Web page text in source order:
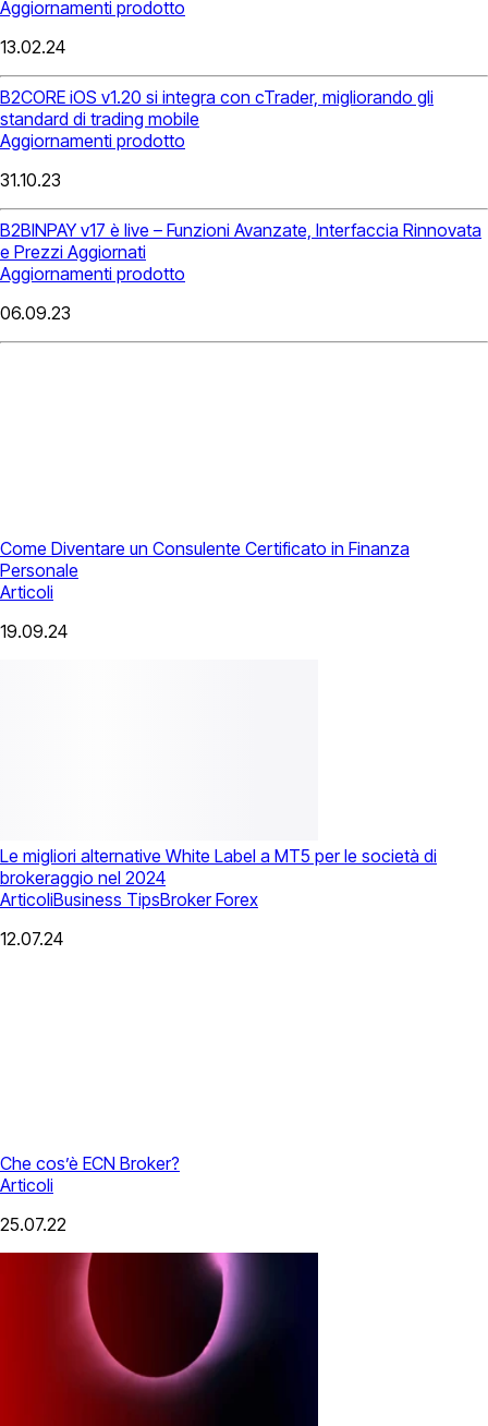
Aggiornamenti prodotto
13.02.24
B2CORE iOS v1.20 si integra con cTrader, migliorando gli
standard di trading mobile
Aggiornamenti prodotto
31.10.23
B2BINPAY v17 è live – Funzioni Avanzate, Interfaccia Rinnovata
e Prezzi Aggiornati
Aggiornamenti prodotto
06.09.23
Come Diventare un Consulente Certificato in Finanza
Personale
Articoli
19.09.24
Le migliori alternative White Label a MT5 per le società di
brokeraggio nel 2024
ArticoliBusiness TipsBroker Forex
12.07.24
Che cos’è ECN Broker?
Articoli
25.07.22